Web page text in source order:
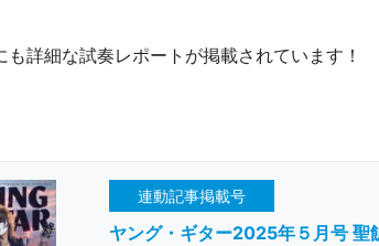
も詳細な試奏レポートが掲載されています！
連動記事掲載号
ヤング・ギター2025年５月号 聖